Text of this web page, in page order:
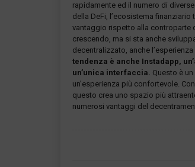
rapidamente ed il numero di
della DeFi, l’ecosistema
vantaggio rispetto alla controparte
crescendo, ma si sta anche
decentralizzato, anche
tendenza è anche Instadapp,
un’unica interfaccia. Questo è
un’esperienza più confortevole.
questo crea uno spazio più
numerosi vantaggi del